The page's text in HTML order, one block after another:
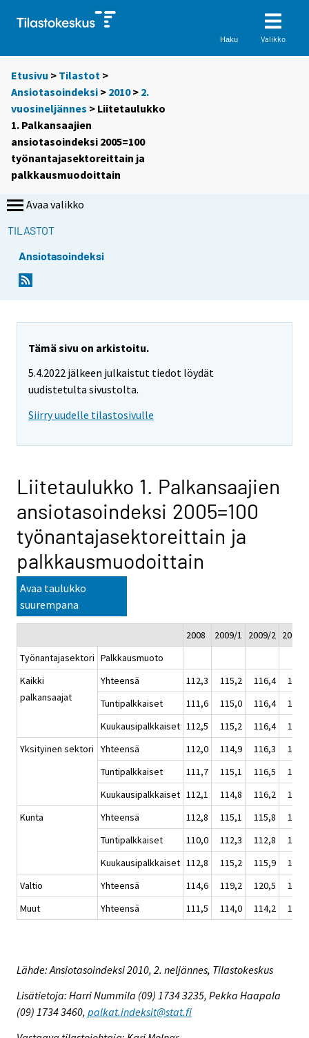
Haku Valikko
Etusivu > Tilastot >
Ansiotasoindeksi > 2010> 2.
vuosineljännes > Liitetaulukko
1. Palkansaajien
ansiotasoindeksi 2005=100
työnantajasektoreittain ja
palkkausmuodoittain
Avaa valikko
TILASTOT
Ansiotasoindeksi
Tämä sivu on arkistoitu.
5.4.2022 jälkeen julkaistut tiedot löydät
uudistetulta sivustolta.
Siirry uudelle tilastosivulle
Liitetaulukko 1. Palkansaajien
ansiotasoindeksi 2005=100
työnantajasektoreittain ja
palkkausmuodoittain
Avaa taulukko
suurempana
2008 2009/1 2009/2 2009/3
Työnantajasektori Palkkausmuoto
Kaikki
palkansaajat
Yhteensä 112,3 115,2 116,4
117,0
Tuntipalkkaiset
111,6 115,0 116,4
116,6
Kuukausipalkkaiset 112,5 115,2 116,4
117,2
Yksityinen sektori
Yhteensä 112,0 114,9 116,3
116,8
Tuntipalkkaiset
111,7 115,1 116,5
116,7
Kuukausipalkkaiset 112,1 114,8 116,2
116,9
Kunta
Yhteensä 112,8 115,1 115,8
117,1
Tuntipalkkaiset
110,0 112,3 112,8
114,0
Kuukausipalkkaiset 112,8 115,2 115,9
117,2
Valtio
Yhteensä 114,6 119,2 120,5
120,4
Muut
Yhteensä 111,5 114,0 114,2 115,2
Lähde: Ansiotasoindeksi 2010, 2. neljännes, Tilastokeskus
Lisätietoja: Harri Nummila (09) 1734 3235, Pekka Haapala
(09) 1734 3460, palkat.indeksit@stat.fi